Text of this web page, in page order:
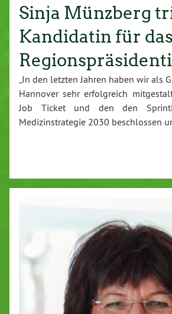
Sinja Münzberg
Kandidatin für
„In den letzten Jahren haben wir als
Hannover sehr erfolgreich
Job Ticket und den den
Medizinstrategie 2030 beschlossen